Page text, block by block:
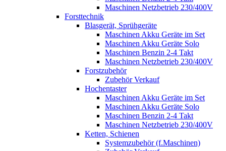
Maschinen Netzbetrieb 230/400V
Forsttechnik
Blasgerät, Sprühgeräte
Maschinen Akku Geräte im Set
Maschinen Akku Geräte Solo
Maschinen Benzin 2-4 Takt
Maschinen Netzbetrieb 230/400V
Forstzubehör
Zubehör Verkauf
Hochentaster
Maschinen Akku Geräte im Set
Maschinen Akku Geräte Solo
Maschinen Benzin 2-4 Takt
Maschinen Netzbetrieb 230/400V
Ketten, Schienen
Systemzubehör (f.Maschinen)